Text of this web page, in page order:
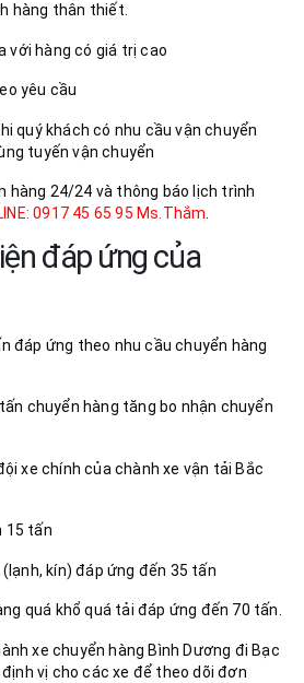
hàng thân thiết.
với hàng có giá trị cao
yêu cầu
quý khách có nhu cầu vận chuyển
tuyến vận chuyển
hàng 24/24 và thông báo lịch trình
0917 45 65 95 Ms.Thắm.
đáp ứng của
đáp ứng theo nhu cầu chuyển hàng
chuyển hàng tăng bo nhận chuyển
xe chính của chành xe vận tải Bắc
15 tấn
kín) đáp ứng đến 35 tấn
quá khổ quá tải đáp ứng đến 70 tấn.
xe chuyển hàng Bình Dương đi Bạc
vị cho các xe để theo dõi đơn